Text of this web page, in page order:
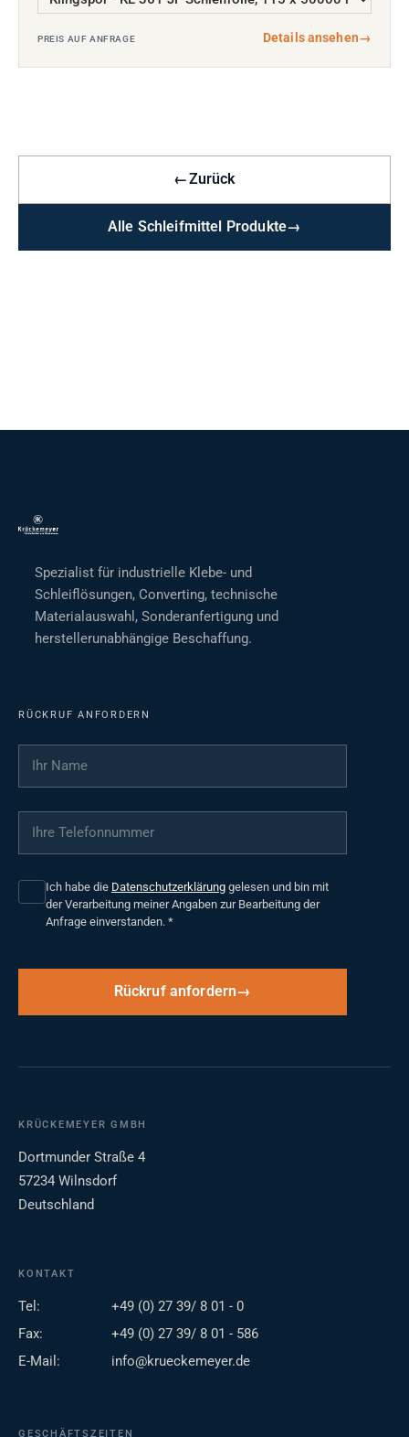
PREIS AUF ANFRAGE Details ansehen→
←Zurück
Alle Schleifmittel Produkte→
Spezialist für industrielle Klebe- und
Schleiflösungen, Converting, technische
Materialauswahl, Sonderanfertigung und
herstellerunabhängige Beschaffung.
RÜCKRUF ANFORDERN
Ihr Name
Ihre Telefonnummer
Ich habe die Datenschutzerklärung gelesen und bin mit
der Verarbeitung meiner Angaben zur Bearbeitung der
Anfrage einverstanden. *
Rückruf anfordern
KRÜCKEMEYER GMBH
Dortmunder Straße 4
57234 Wilnsdorf
Deutschland
KONTAKT
Tel:
+49 (0) 27 39/ 8 01 - 0
Fax:
+49 (0) 27 39/ 8 01 - 586
E-Mail:
info@krueckemeyer.de
GESCHÄFTSZEITEN